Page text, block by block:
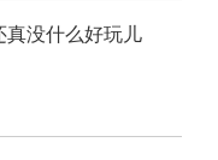
真没什么好玩儿